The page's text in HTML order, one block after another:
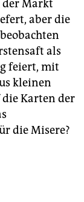
der Markt
aber die
als
feiert, mit
kleinen
Karten der
die Misere?